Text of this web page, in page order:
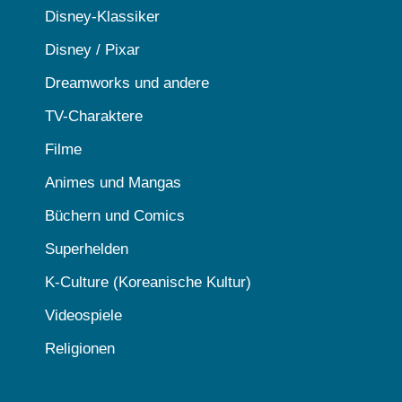
Disney-Klassiker
Disney / Pixar
Dreamworks und andere
TV-Charaktere
Filme
Animes und Mangas
Büchern und Comics
Superhelden
K-Culture (Koreanische Kultur)
Videospiele
Religionen